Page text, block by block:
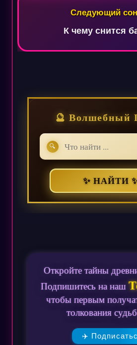
Следующий сон
К чему снится
🔮 Волшебный
🔍
✨ НАЙТИ
Откройте тайны
Подпишитесь на наш
чтобы первым
толкования
✈️